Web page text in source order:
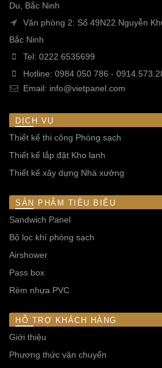
Du, Bắc Ninh
Văn phòng 2: Số 49N22 Nguyễn
Bắc Ninh
Tel: 0222 6535699
Hotline: 0984 050 786 -
Email: info@vietpanel.com
DỊCH VỤ
Thiết kế thi công Phòng sạch
Thiết kế lắp đặt Kho lạnh
Thiết kế xây dựng Nhà xưởng
SẢN PHẨM TIÊU BIỂU
Sandwich Panel
Bộ lọc khí phòng sạch
Airshower
Pass box
Rèm nhựa PVC
HỖ TRỢ KHÁCH HÀNG
Giới thiệu
Phương thức vận chuyển